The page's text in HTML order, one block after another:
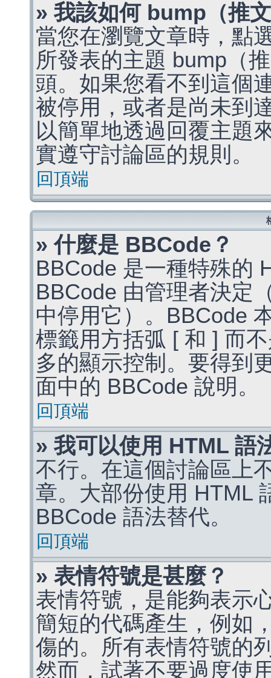
» 我該如何 bump（推
當您在瀏覽文章時，點
所發表的主題 bump（
頭。如果您看不到這個
被停用，或者是尚未到
以簡單地透過回覆主題
實遵守討論區的規則。
回頂端
» 什麼是 BBCode？
BBCode 是一種特殊的
BBCode 由管理者決定
中停用它）。BBCode
標籤用方括弧 [ 和 ] 而
多的顯示控制。要得到
面中的 BBCode 說明。
回頂端
» 我可以使用 HTML 語
不行。在這個討論區上
章。大部份使用 HTML
BBCode 語法替代。
回頂端
» 表情符號是甚麼？
表情符號，是能夠表示
簡短的代碼產生，例如
傷的。所有表情符號的
然而，試著不要過度使